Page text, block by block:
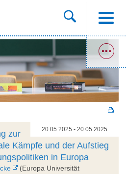
20.05.2025 - 20.05.2025
zur
Kämpfe und der Aufstieg
in Europa
(Europa Universität